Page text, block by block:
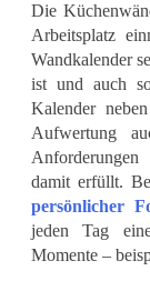
Die
Arbeitsplatz
Wandkalender
ist und auch
Kalender
Aufwertung
damit erfüllt.
persönlicher
jeden Tag
Momente –